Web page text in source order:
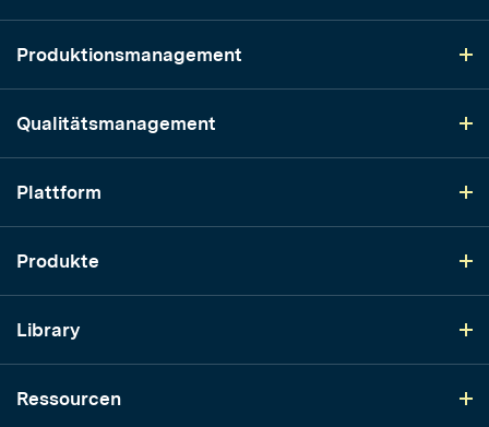
Produktionsmanagement
Qualitätsmanagement
Plattform
Produkte
Library
Ressourcen